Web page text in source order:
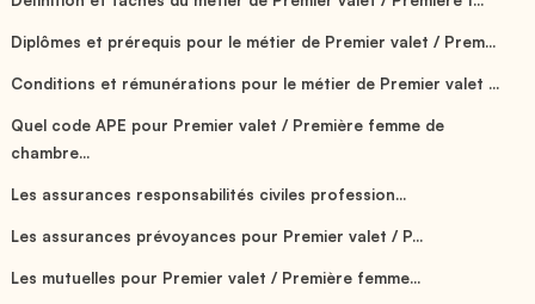
Diplômes et prérequis pour le métier de Premier valet / Prem...
Conditions et rémunérations pour le métier de Premier valet ...
Quel code APE pour Premier valet / Première femme de
chambre...
Les assurances responsabilités civiles profession...
Les assurances prévoyances pour Premier valet / P...
Les mutuelles pour Premier valet / Première femme...